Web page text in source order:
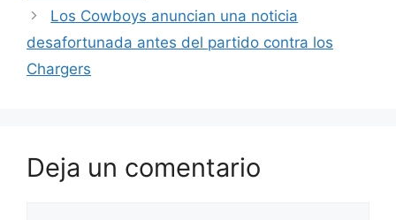
Los Cowboys anuncian una noticia
desafortunada antes del partido contra los
Chargers
Deja un comentario